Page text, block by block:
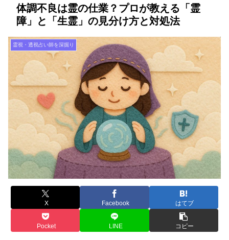
体調不良は霊の仕業？プロが教える「霊
障」と「生霊」の見分け方と対処法
霊視・透視占い師を深掘り
X Facebook はてブ
Pocket LINE コピー